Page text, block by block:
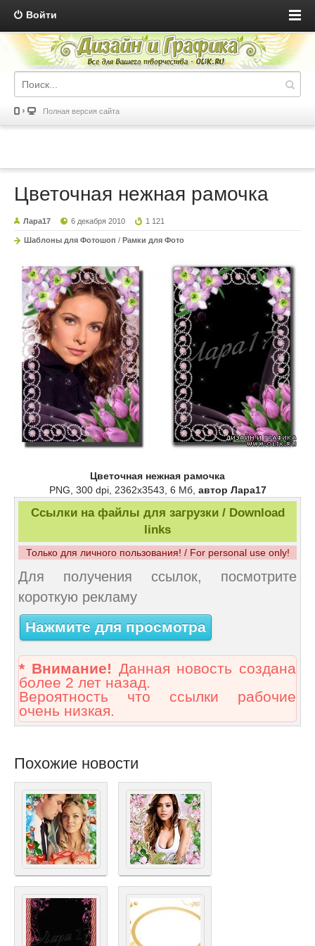
Войти
Полная версия сайта
Цветочная нежная рамочка
Лара17 6 декабря 2010 1 121
Шаблоны для Фотошоп / Рамки для Фото
Цветочная нежная рамочка
PNG, 300 dpi, 2362х3543, 6 Мб, автор Лара17
Ссылки на файлы для загрузки / Download
links
Только для личного пользования! / For personal use only!
Для получения ссылок, посмотрите
короткую рекламу
Нажмите для просмотра
* Внимание! Данная новость создана
более 2 лет назад.
Вероятность что ссылки рабочие
очень низкая.
Похожие новости